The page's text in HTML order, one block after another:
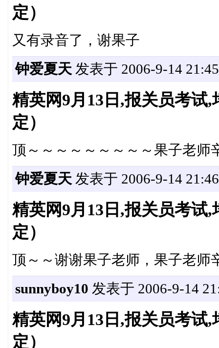
定）
又有录音了，谢果子
钟爱夏天 发表于 2006-9-14
精英网9月13日,报关员考试
定）
顶～～～～～～～～～果子老师
钟爱夏天 发表于 2006-9-14
精英网9月13日,报关员考试
定）
顶～～谢谢果子老师，果子老师
sunnyboy10 发表于 2006-9-14
精英网9月13日,报关员考试
定）